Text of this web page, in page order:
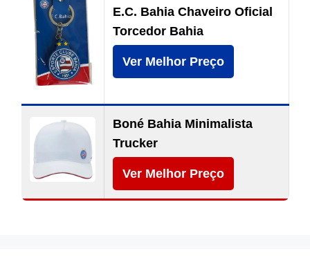
E.C. Bahia Chaveiro Oficial
Torcedor Bahia
Ver Melhor Preço
Boné Bahia Minimalista
Trucker
Ver Melhor Preço